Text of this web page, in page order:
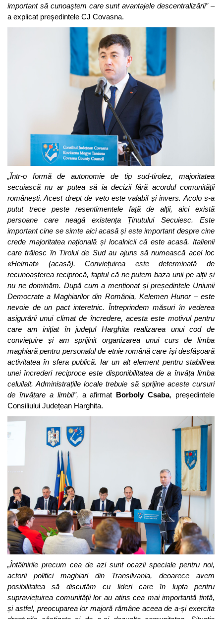
important să cunoaştem care sunt avantajele descentralizării”–
a explicat preşedintele CJ Covasna.
„Într-o formă de autonomie de tip sud-tirolez, majoritatea
secuiască nu ar putea să ia decizii fără acordul comunității
românești. Acest drept de veto este valabil și invers. Acolo s-a
putut trece peste resentimentele față de alții, aici există
persoane care neagă existența Ținutului Secuiesc. Este
important cine se simte aici acasă și este important despre cine
crede majoritatea națională și localnicii că este acasă. Italienii
care trăiesc în Tirolul de Sud au ajuns să numească acel loc
«Heimat» (acasă). Conviețuirea este determinată de
recunoașterea reciprocă, faptul că ne putem baza unii pe alții și
nu ne dominăm. După cum a menționat și președintele Uniunii
Democrate a Maghiarilor din România, Kelemen Hunor – este
nevoie de un pact interetnic. Întreprindem măsuri în vederea
asigurării unui climat de încredere, acesta este motivul pentru
care am inițiat în județul Harghita realizarea unui cod de
conviețuire și am sprijinit organizarea unui curs de limba
maghiară pentru personalul de etnie română care își desfășoară
activitatea în sfera publică. Iar un alt element pentru stabilirea
unei încrederi reciproce este disponibilitatea de a învăța limba
celuilalt. Administrațiile locale trebuie să sprijine aceste cursuri
de învățare a limbii”, a afirmat Borboly Csaba, președintele
Consiliului Județean Harghita.
„Întâlnirile precum cea de azi sunt ocazii speciale pentru noi,
actorii politici maghiari din Transilvania, deoarece avem
posibilitatea să discutăm cu lideri care în lupta pentru
supraviețuirea comunității lor au atins cea mai importantă țintă,
și astfel, preocuparea lor majoră rămâne aceea de a-și exercita